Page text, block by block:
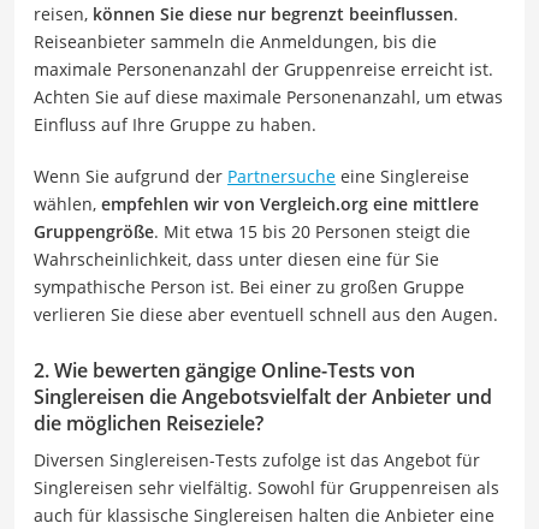
reisen, können Sie diese nur begrenzt beeinflussen.
Reiseanbieter sammeln die Anmeldungen, bis die
maximale Personenanzahl der Gruppenreise erreicht ist.
Achten Sie auf diese maximale Personenanzahl, um etwas
Einfluss auf Ihre Gruppe zu haben.
Wenn Sie aufgrund der Partnersuche eine Singlereise
wählen, empfehlen wir von Vergleich.org eine mittlere
Gruppengröße. Mit etwa 15 bis 20 Personen steigt die
Wahrscheinlichkeit, dass unter diesen eine für Sie
sympathische Person ist. Bei einer zu großen Gruppe
verlieren Sie diese aber eventuell schnell aus den Augen.
2. Wie bewerten gängige Online-Tests von
Singlereisen die Angebotsvielfalt der Anbieter und
die möglichen Reiseziele?
Diversen Singlereisen-Tests zufolge ist das Angebot für
Singlereisen sehr vielfältig. Sowohl für Gruppenreisen als
auch für klassische Singlereisen halten die Anbieter eine